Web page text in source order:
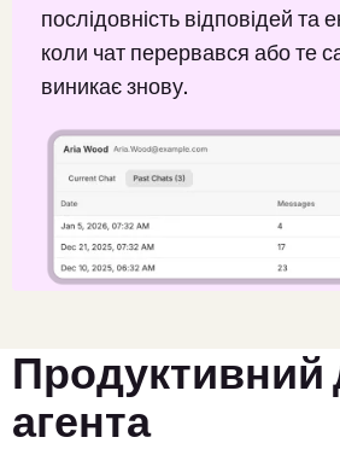
послідовність відповідей та
коли чат перервався або те
виникає знову.
Продуктивний
агента